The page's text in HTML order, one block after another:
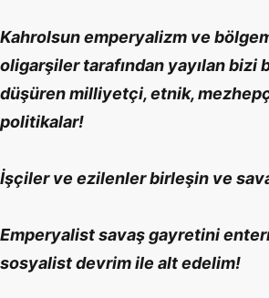
Kahrolsun emperyalizm ve
oligarşiler tarafından yayılan bizi
düşüren milliyetçi, etnik,
politikalar!
İşçiler ve ezilenler birleşin ve
Emperyalist savaş gayretini
sosyalist devrim ile alt edelim!